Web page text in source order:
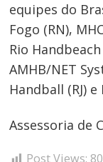
equipes do
Fogo (RN),
Rio
AMHB/NET
Handball (RJ) e
Assessoria de
Post Views: